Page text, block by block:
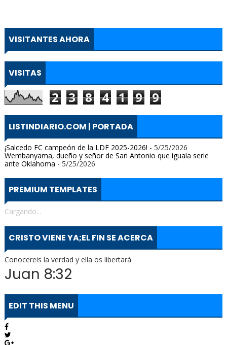
VISITANTES AHORA
VISITAS
2 3 8 4 1 9 9
LISTINDIARIO.COM | PORTADA
¡Salcedo FC campeón de la LDF 2025-2026! - 5/25/2026
Wembanyama, dueño y señor de San Antonio que iguala serie
ante Oklahoma - 5/25/2026
PREMIUM TEMPLATES
Cargando...
CRISTO VIENE YA;EL FIN SE ACERCA
Conocereis la verdad y ella os libertarà
Juan 8:32
EDIT THIS MENU